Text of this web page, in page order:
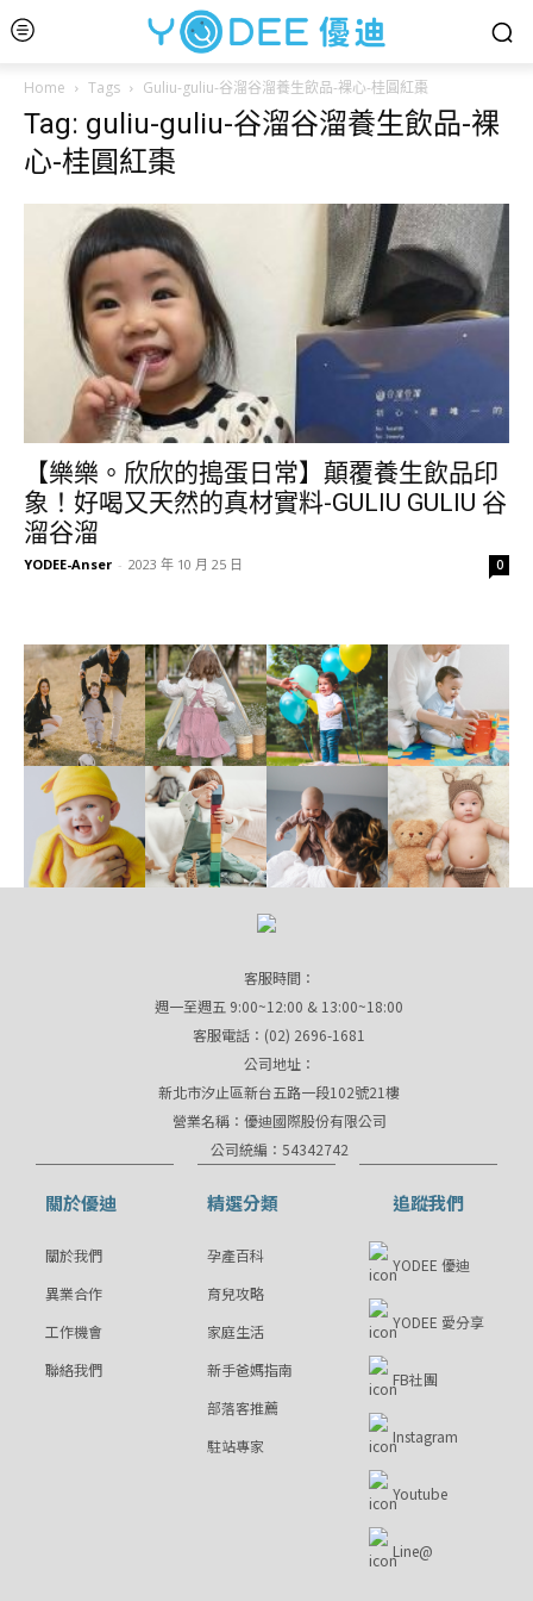
Home Tags Guliu-guliu-谷溜谷溜養生飲品-裸心-桂圓紅棗
Tag: guliu-guliu-谷溜谷溜養生飲品-裸
心-桂圓紅棗
【樂樂。欣欣的搗蛋日常】顛覆養生飲品印
象！好喝又天然的真材實料-GULIU GULIU 谷
溜谷溜
YODEE-Anser - 2023 年 10 月 25 日 0
客服時間：
週一至週五 9:00~12:00 & 13:00~18:00
客服電話：(02) 2696-1681
公司地址：
新北市汐止區新台五路一段102號21樓
營業名稱：優迪國際股份有限公司
公司統編：54342742
關於優迪
關於我們
異業合作
工作機會
聯絡我們
精選分類
孕產百科
育兒攻略
家庭生活
新手爸媽指南
部落客推薦
駐站專家
追蹤我們
YODEE 優迪
YODEE 愛分享
FB社團
Instagram
Youtube
Line@